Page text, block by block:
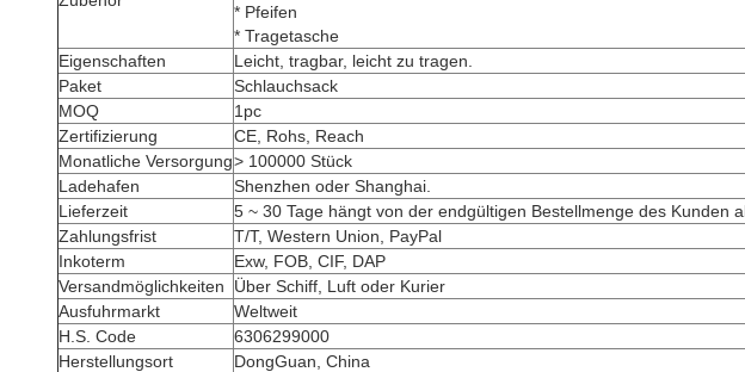
* Pfeifen
* Tragetasche
Eigenschaften
Leicht, tragbar, leicht zu tragen.
Paket
Schlauchsack
MOQ
1pc
Zertifizierung
CE, Rohs, Reach
Monatliche Versorgung> 100000 Stück
Ladehafen
Shenzhen oder Shanghai.
Lieferzeit
5 ~ 30 Tage hängt von der endgültigen Bestellmenge des Kunden
Zahlungsfrist
T/T, Western Union, PayPal
Inkoterm
Exw, FOB, CIF, DAP
Versandmöglichkeiten
Über Schiff, Luft oder Kurier
Ausfuhrmarkt
Weltweit
H.S. Code
6306299000
Herstellungsort
DongGuan, China